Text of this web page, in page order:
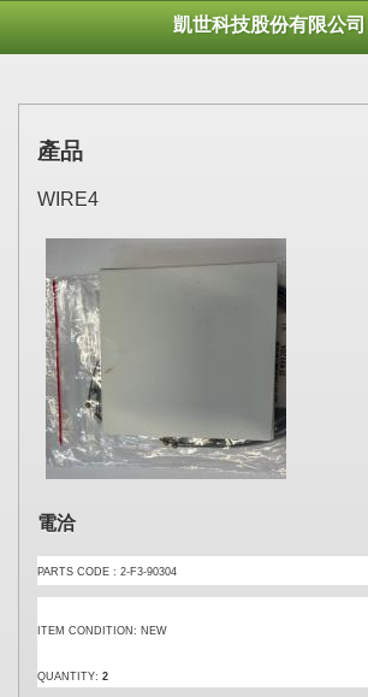
凱世科技股份有限公司
產品
WIRE4
電洽
PARTS CODE : 2-F3-90304
ITEM CONDITION: NEW
QUANTITY: 2